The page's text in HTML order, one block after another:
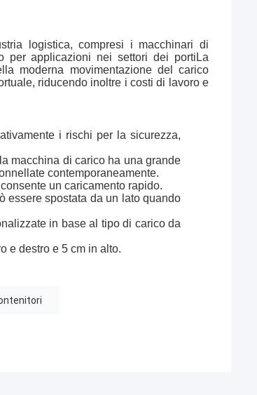
logistica, compresi i macchinari di
per applicazioni nei settori dei portiLa
moderna movimentazione del carico
riducendo inoltre i costi di lavoro e
i rischi per la sicurezza,
macchina di carico ha una grande
contemporaneamente.
un caricamento rapido.
essere spostata da un lato quando
in base al tipo di carico da
e destro e 5 cm in alto.